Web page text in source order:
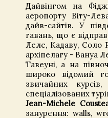
Дайвінгом на
аеропорту Віту-
дайв-сайтів. У
гавань, що є
Леле, Кадаву, Соло
архіпелагу - Вануа
Тавеуні, а на
широко відомий
звичайних
спеціалізованих
Jean-Michele
занурення: walls,